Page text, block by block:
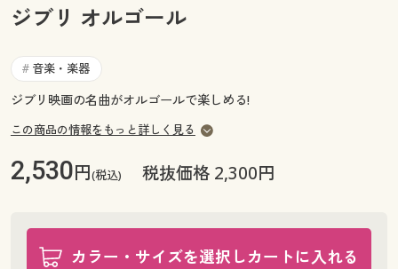
マイページ
閲覧履歴
お気に入り
サポート
よくある質問とお問い合わせ
閲覧履歴
お気に入り
サポート
ジブリ オルゴール
# 音楽・楽器
ジブリ映画の名曲がオルゴールで楽しめる!
この商品の情報をもっと詳しく見る
2,530円(税込) 税抜価格 2,300円
カラー・サイズを選択しカートに入れる